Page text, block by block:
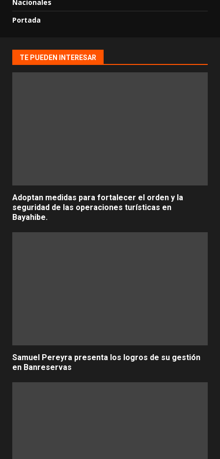
Nacionales
Portada
TE PUEDEN INTERESAR
Adoptan medidas para fortalecer el orden y la
seguridad de las operaciones turísticas en
Bayahibe.
Samuel Pereyra presenta los logros de su gestión
en Banreservas